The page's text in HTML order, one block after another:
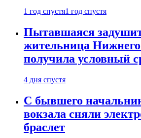
1 год спустя1 год спустя
Пытавшаяся
жительница
получила условный
4 дня спустя
С бывшего
вокзала сняли
браслет